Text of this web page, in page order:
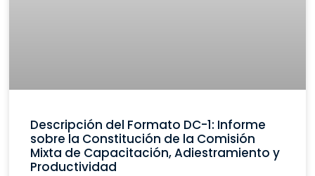
Descripción del Formato DC-1: Informe
sobre la Constitución de la Comisión
Mixta de Capacitación, Adiestramiento y
Productividad